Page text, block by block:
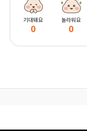
기대돼요
0
놀라워요
0